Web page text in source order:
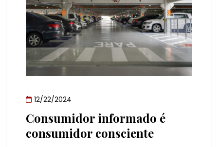
12/22/2024
Consumidor informado é
consumidor consciente